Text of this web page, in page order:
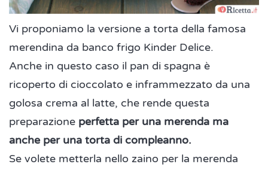
Vi proponiamo la versione a torta della famosa
merendina da banco frigo Kinder Delice.
Anche in questo caso il pan di spagna è
ricoperto di cioccolato e inframmezzato da una
golosa crema al latte, che rende questa
preparazione perfetta per una merenda ma
anche per una torta di compleanno.
Se volete metterla nello zaino per la merenda